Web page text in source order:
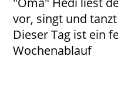
vor, singt und
Dieser Tag ist ein
Wochenablauf